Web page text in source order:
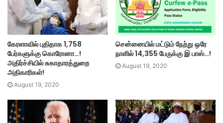
கேரளாவில் புதிதாக 1,758
பேர்களுக்கு கொரோனா…!
அதிர்ச்சியில் சுகாதாரத்துறை
அதிகாரிகள்!
August 19, 2020
சென்னையில் மட்டும் நேற்று ஒரே
நாளில் 14,355 பேருக்கு இ பாஸ்…!
August 19, 2020